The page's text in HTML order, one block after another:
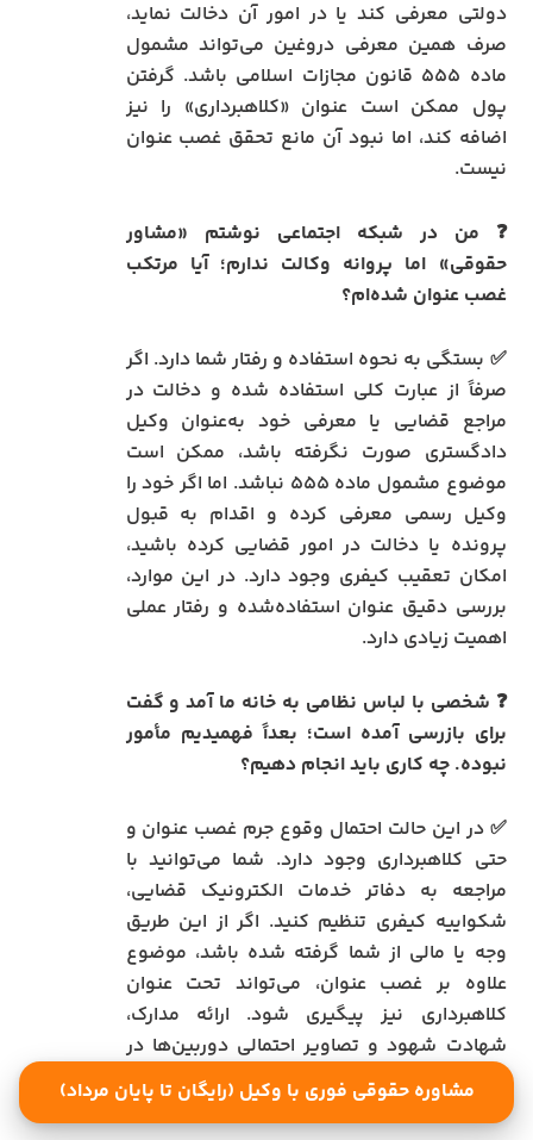
دولتی معرفی کند یا در امور آن دخالت نماید،
صرف همین معرفی دروغین می‌تواند مشمول
ماده ۵۵۵ قانون مجازات اسلامی باشد. گرفتن
پول ممکن است عنوان «کلاهبرداری» را نیز
اضافه کند، اما نبود آن مانع تحقق غصب عنوان
نیست.
❓ من در شبکه اجتماعی نوشتم «مشاور
حقوقی» اما پروانه وکالت ندارم؛ آیا مرتکب
غصب عنوان شده‌ام؟
✅ بستگی به نحوه استفاده و رفتار شما دارد. اگر
صرفاً از عبارت کلی استفاده شده و دخالت در
مراجع قضایی یا معرفی خود به‌عنوان وکیل
دادگستری صورت نگرفته باشد، ممکن است
موضوع مشمول ماده ۵۵۵ نباشد. اما اگر خود را
وکیل رسمی معرفی کرده و اقدام به قبول
پرونده یا دخالت در امور قضایی کرده باشید،
امکان تعقیب کیفری وجود دارد. در این موارد،
بررسی دقیق عنوان استفاده‌شده و رفتار عملی
اهمیت زیادی دارد.
❓ شخصی با لباس نظامی به خانه ما آمد و گفت
برای بازرسی آمده است؛ بعداً فهمیدیم مأمور
نبوده. چه کاری باید انجام دهیم؟
✅ در این حالت احتمال وقوع جرم غصب عنوان و
حتی کلاهبرداری وجود دارد. شما می‌توانید با
مراجعه به دفاتر خدمات الکترونیک قضایی،
شکواییه کیفری تنظیم کنید. اگر از این طریق
وجه یا مالی از شما گرفته شده باشد، موضوع
علاوه بر غصب عنوان، می‌تواند تحت عنوان
کلاهبرداری نیز پیگیری شود. ارائه مدارک،
شهادت شهود و تصاویر احتمالی دوربین‌ها در
اثبات موضوع بسیار مؤثر خواهد بود.
مشاوره حقوقی فوری با وکیل (رایگان تا پایان مرداد)